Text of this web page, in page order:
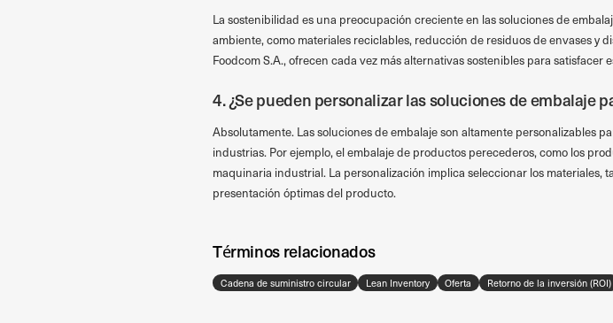
La sostenibilidad es una preocupación creciente en las soluciones de
ambiente, como materiales reciclables, reducción de residuos de envases y
Foodcom S.A., ofrecen cada vez más alternativas sostenibles para satisfacer
4. ¿Se pueden personalizar las soluciones de embalaje
Absolutamente. Las soluciones de embalaje son altamente personalizables
industrias. Por ejemplo, el embalaje de productos perecederos, como los
maquinaria industrial. La personalización implica seleccionar los materiales,
presentación óptimas del producto.
Términos relacionados
Cadena de suministro circular Lean Inventory Oferta Retorno de la inversión (ROI)